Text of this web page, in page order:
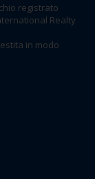
registrato
Realty
in modo